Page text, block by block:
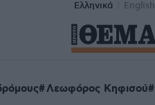
Ελληνικά English
Λεωφόρος Κηφισού